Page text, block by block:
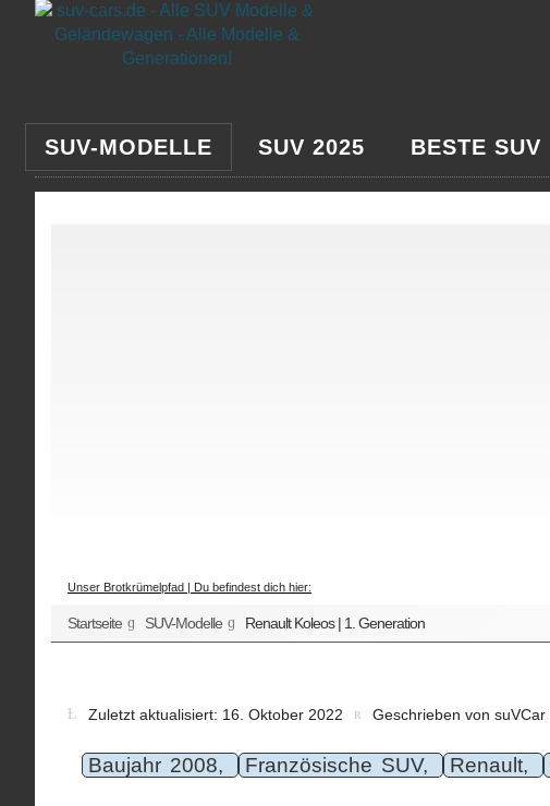
SUV-MODELLE SUV 2025 BESTE SUV
Unser Brotkrümelpfad | Du befindest dich hier:
Startseite SUV-Modelle Renault Koleos | 1. Generation
Zuletzt aktualisiert: 16. Oktober 2022 Geschrieben von suVCar
Baujahr 2008, Französische SUV, Renault,